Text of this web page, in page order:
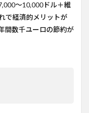
〜10,000ドル＋維
で経済的メリットが
間数千ユーロの節約が